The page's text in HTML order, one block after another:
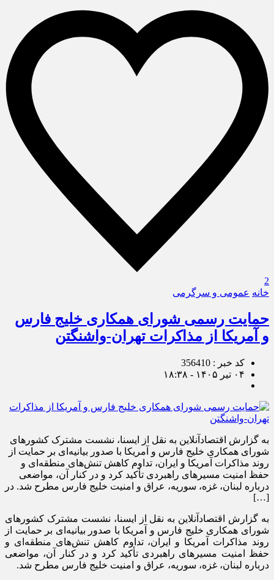
2
خانه عمومی و سرگرمی
حمایت رسمی شورای همکاری خلیج فارس
و آمریکا از مذاکرات تهران-واشنگتن
کد خبر : 356410
۰۴ تیر ۱۴۰۵ - ۱۸:۳۸
به گزارش اقتصادآنلاین به نقل از ایسنا، نشست مشترک کشور‌های
شورای همکاری خلیج فارس و آمریکا با صدور بیانیه‌ای بر حمایت از
روند مذاکرات آمریکا و ایران، تداوم کاهش تنش‌های منطقه‌ای و
حفظ امنیت مسیر‌های راهبردی تأکید کرد و در کنار آن، مواضعی
درباره لبنان، غزه، سوریه، عراق و امنیت خلیج فارس مطرح شد. در
[…]
به گزارش اقتصادآنلاین به نقل از ایسنا، نشست مشترک کشور‌های
شورای همکاری خلیج فارس و آمریکا با صدور بیانیه‌ای بر حمایت از
روند مذاکرات آمریکا و ایران، تداوم کاهش تنش‌های منطقه‌ای و
حفظ امنیت مسیر‌های راهبردی تأکید کرد و در کنار آن، مواضعی
درباره لبنان، غزه، سوریه، عراق و امنیت خلیج فارس مطرح شد.